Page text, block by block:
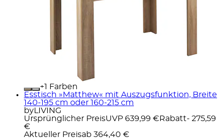
+
Farben
Esstisch »Matthew« mit Auszugsfunktion, Breite
140-195 cm oder 160-215 cm
byLIVING
Ursprünglicher PreisUVP 639,99 € Rabatt- 275,59
€
Aktueller Preisab 364,40 €